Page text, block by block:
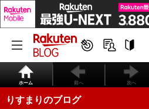
ホーム 前へ 次へ
りすまりのブログ